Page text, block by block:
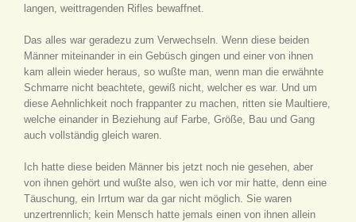
langen, weittragenden Rifles bewaffnet.
Das alles war geradezu zum Verwechseln. Wenn diese beiden
Männer miteinander in ein Gebüsch gingen und einer von ihnen
kam allein wieder heraus, so wußte man, wenn man die erwähnte
Schmarre nicht beachtete, gewiß nicht, welcher es war. Und um
diese Aehnlichkeit noch frappanter zu machen, ritten sie Maultiere,
welche einander in Beziehung auf Farbe, Größe, Bau und Gang
auch vollständig gleich waren.
Ich hatte diese beiden Männer bis jetzt noch nie gesehen, aber
von ihnen gehört und wußte also, wen ich vor mir hatte, denn eine
Täuschung, ein Irrtum war da gar nicht möglich. Sie waren
unzertrennlich; kein Mensch hatte jemals einen von ihnen allein